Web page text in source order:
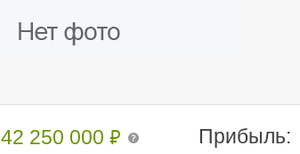
42 250 000₽ Прибыль: